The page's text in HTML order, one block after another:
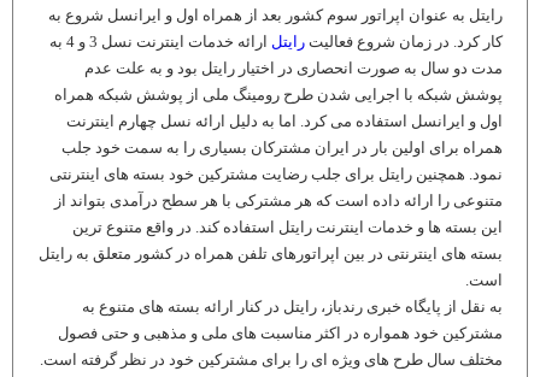
رایتل به عنوان اپراتور سوم کشور بعد از همراه اول و ایرانسل شروع به
کار کرد. در زمان شروع فعالیت رایتل
ارائه خدمات اینترنت نسل 3 و 4 به
مدت دو سال به صورت انحصاری در اختیار رایتل بود و به علت عدم
پوشش شبکه با اجرایی شدن طرح رومینگ ملی از پوشش شبکه همراه
اول و ایرانسل استفاده می کرد. اما به دلیل ارائه نسل چهارم اینترنت
همراه برای اولین بار در ایران مشترکان بسیاری را به سمت خود جلب
نمود. همچنین رایتل برای جلب رضایت مشترکین خود بسته های اینترنتی
متنوعی را ارائه داده است که هر مشترکی با هر سطح درآمدی بتواند از
این بسته ها و خدمات اینترنت رایتل استفاده کند. در واقع متنوع ترین
بسته های اینترنتی در بین اپراتورهای تلفن همراه در کشور متعلق به رایتل
است.
به نقل از پایگاه خبری رندباز، رایتل در کنار ارائه بسته های متنوع به
مشترکین خود همواره در اکثر مناسبت های ملی و مذهبی و حتی فصول
مختلف سال طرح های ویژه ای را برای مشترکین خود در نظر گرفته است.